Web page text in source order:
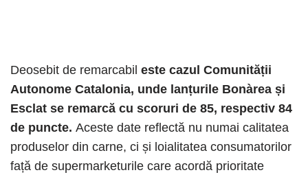
Deosebit de remarcabil este cazul Comunității
Autonome Catalonia, unde lanțurile Bonàrea și
Esclat se remarcă cu scoruri de 85, respectiv 84
de puncte. Aceste date reflectă nu numai calitatea
produselor din carne, ci și loialitatea consumatorilor
față de supermarketurile care acordă prioritate